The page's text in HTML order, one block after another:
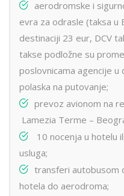
aerodromske i
evra za odrasle (taksa u
destinaciji 23 eur, DCV
takse podložne su
poslovnicama agencije
polaska na putovanje;
prevoz avionom na
Lamezia Terme –
10 nocenja u hotelu
usluga;
transferi autobusom
hotela do aerodroma;